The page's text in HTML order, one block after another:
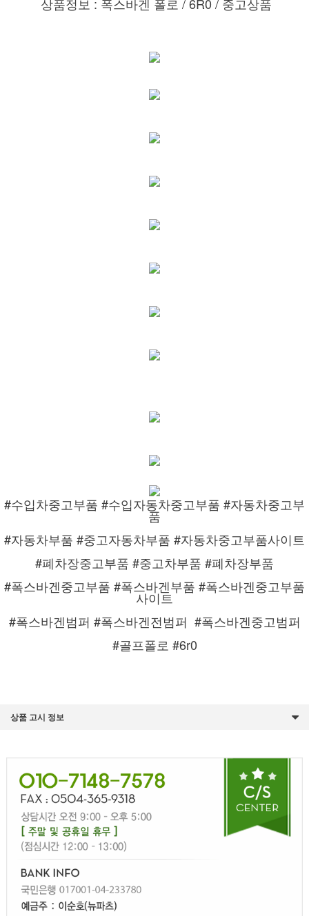
#수입차중고부품 #수입자동차중고부품 #자동차중고부
품
#자동차부품 #중고자동차부품 #자동차중고부품사이트
#폐차장중고부품 #중고차부품 #폐차장부품
#폭스바겐중고부품 #폭스바겐부품 #폭스바겐중고부품
사이트
#폭스바겐범퍼 #폭스바겐전범퍼 #폭스바겐중고범퍼
#골프폴로 #6r0
상품 고시 정보